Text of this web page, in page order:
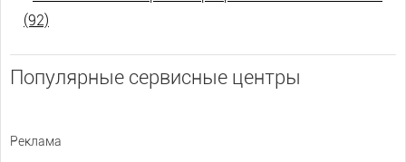
(92)
Популярные сервисные центры
Реклама